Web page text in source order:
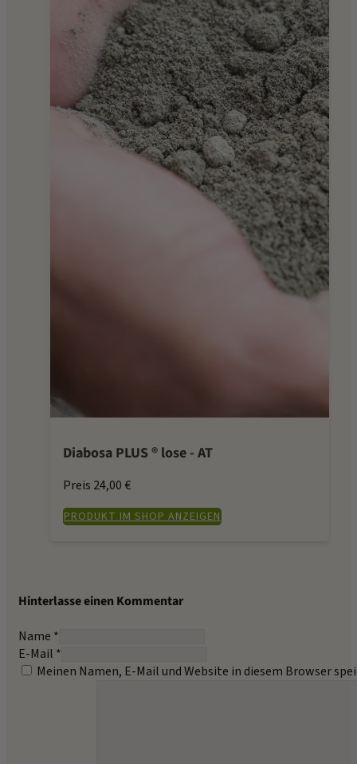
Diabosa PLUS ® lose - AT
Preis 24,00 €
PRODUKT IM SHOP ANZEIGEN
Hinterlasse einen Kommentar
Name *
E-Mail *
Meinen Namen, E-Mail und Website in diesem Browser